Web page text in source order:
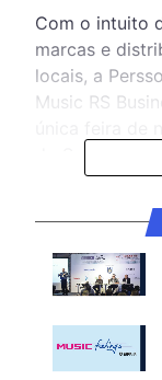
Com o intuito
marcas e
locais, a
Music RS
CONTINUE
Receba
WhatsApp e